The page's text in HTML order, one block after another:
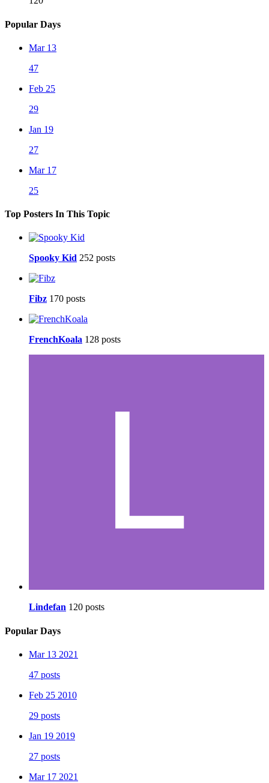
Popular Days
Mar 13
47
Feb 25
29
Jan 19
27
Mar 17
25
Top Posters In This Topic
Spooky Kid 252 posts
Fibz 170 posts
FrenchKoala 128 posts
Lindefan 120 posts
Popular Days
Mar 13 2021
47 posts
Feb 25 2010
29 posts
Jan 19 2019
27 posts
Mar 17 2021